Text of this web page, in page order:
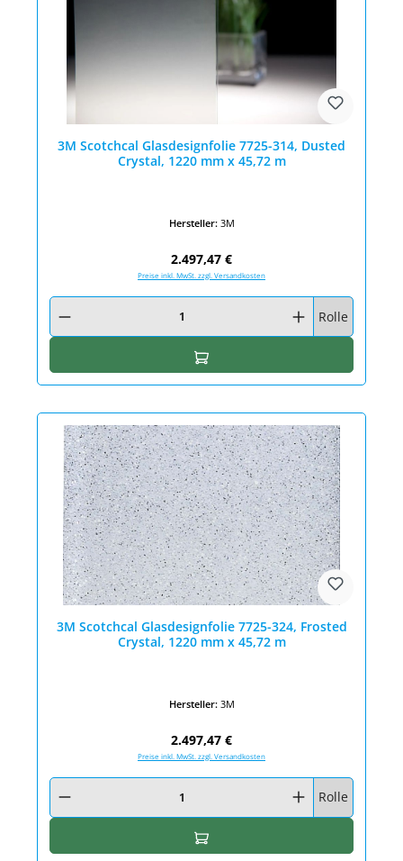
3M Scotchcal Glasdesignfolie 7725-314, Dusted
Crystal, 1220 mm x 45,72 m
Hersteller: 3M
Regulärer Preis:
2.497,47 €
Preise inkl. MwSt. zzgl. Versandkosten
Produkt Anzahl: Gib den gewünschten Wert ein oder benutze die
Rolle
In den Warenkorb
3M Scotchcal Glasdesignfolie 7725-324, Frosted
Crystal, 1220 mm x 45,72 m
Hersteller: 3M
Regulärer Preis:
2.497,47 €
Preise inkl. MwSt. zzgl. Versandkosten
Produkt Anzahl: Gib den gewünschten Wert ein oder benutze die
Rolle
In den Warenkorb